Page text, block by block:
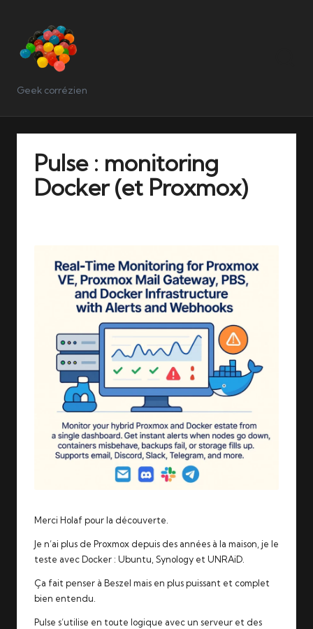
Geek corrézien
Pulse : monitoring
Docker (et Proxmox)
Merci Holaf pour la découverte.
Je n’ai plus de Proxmox depuis des années à la maison, je le
teste avec Docker : Ubuntu, Synology et UNRAiD.
Ça fait penser à Beszel mais en plus puissant et complet
bien entendu.
Pulse s’utilise en toute logique avec un serveur et des